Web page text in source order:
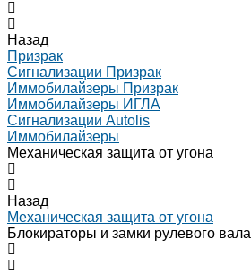
Назад
Призрак
Сигнализации Призрак
Иммобилайзеры Призрак
Иммобилайзеры ИГЛА
Сигнализации Autolis
Иммобилайзеры
Механическая защита от угона
Назад
Механическая защита от угона
Блокираторы и замки рулевого вала